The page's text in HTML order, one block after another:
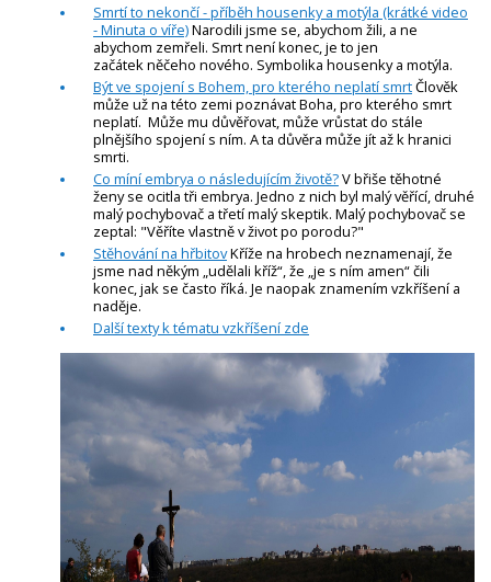
Smrtí to nekončí - příběh housenky a motýla (krátké video
- Minuta o víře)Narodili jsme se, abychom žili, a ne
abychom zemřeli. Smrt není konec, je to jen
začátek něčeho nového. Symbolika housenky a motýla.
Být ve spojení s Bohem, pro kterého neplatí smrtČlověk
může už na této zemi poznávat Boha, pro kterého smrt
neplatí. Může mu důvěřovat, může vrůstat do stále
plnějšího spojení s ním. A ta důvěra může jít až k hranici
smrti.
Co míní embrya o následujícím životě?V břiše těhotné
ženy se ocitla tři embrya. Jedno z nich byl malý věřící, druhé
malý pochybovač a třetí malý skeptik. Malý pochybovač se
zeptal: "Věříte vlastně v život po porodu?"
Stěhování na hřbitovKříže na hrobech neznamenají, že
jsme nad někým „udělali kříž“, že „je s ním amen“ čili
konec, jak se často říká. Je naopak znamením vzkříšení a
naděje.
Další texty k tématu vzkříšení zde